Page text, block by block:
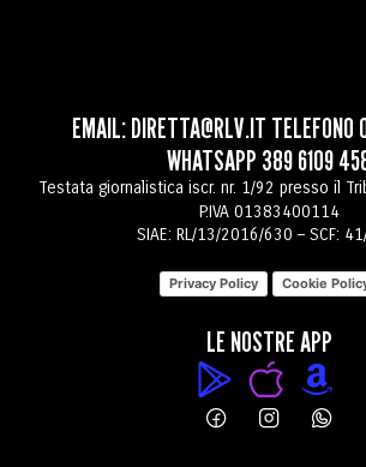
EMAIL:DIRETTA@RLV.IT TELEFONO
WHATSAPP 389 6109
Testata giornalistica iscr. nr. 1/92 presso il
P.IVA 01383400114
SIAE: RL/13/2016/630 – SCF:
Privacy Policy Cookie
LE NOSTRE APP